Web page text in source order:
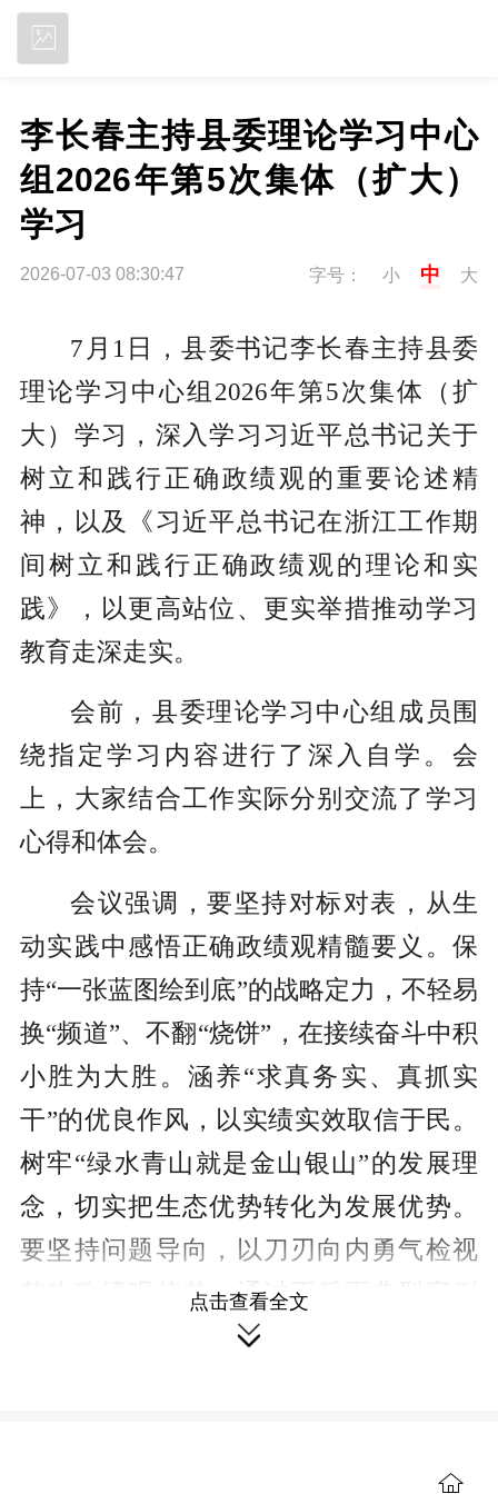
李长春主持县委理论学习中心
组2026年第5次集体（扩大）
学习
2026-07-03 08:30:47 字号： 小 中 大
7月1日，县委书记李长春主持县委
理论学习中心组2026年第5次集体（扩
大）学习，深入学习习近平总书记关于
树立和践行正确政绩观的重要论述精
神，以及《习近平总书记在浙江工作期
间树立和践行正确政绩观的理论和实
践》，以更高站位、更实举措推动学习
教育走深走实。
会前，县委理论学习中心组成员围
绕指定学习内容进行了深入自学。会
上，大家结合工作实际分别交流了学习
心得和体会。
会议强调，要坚持对标对表，从生
动实践中感悟正确政绩观精髓要义。保
持“一张蓝图绘到底”的战略定力，不轻易
换“频道”、不翻“烧饼”，在接续奋斗中积
小胜为大胜。涵养“求真务实、真抓实
干”的优良作风，以实绩实效取信于民。
树牢“绿水青山就是金山银山”的发展理
念，切实把生态优势转化为发展优势。
要坚持问题导向，以刀刃向内勇气检视
整改政绩观偏差。通过正反面典型案例
的学习借鉴和警醒警示，动真碰硬查摆
纠治“治标不治本”式的表面整改，通过严
点击查看全文
